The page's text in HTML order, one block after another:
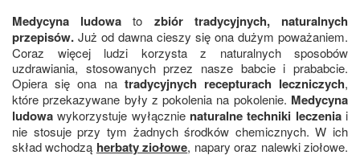
Medycyna ludowa to zbiór tradycyjnych, naturalnych
przepisów. Już od dawna cieszy się ona dużym poważaniem.
Coraz więcej ludzi korzysta z naturalnych sposobów
uzdrawiania, stosowanych przez nasze babcie i prababcie.
Opiera się ona na tradycyjnych recepturach leczniczych,
które przekazywane były z pokolenia na pokolenie. Medycyna
ludowawykorzystuje wyłącznie naturalne techniki leczeniai
nie stosuje przy tym żadnych środków chemicznych. W ich
skład wchodzą herbaty ziołowe, napary oraz nalewki ziołowe.